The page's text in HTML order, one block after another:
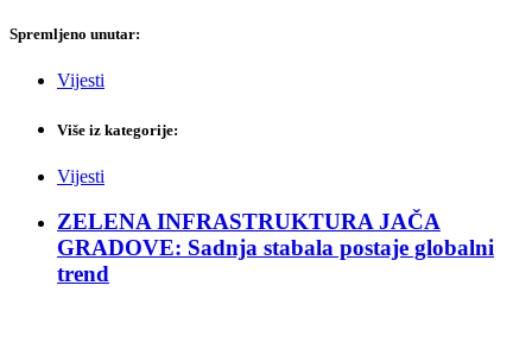
Spremljeno unutar:
Vijesti
Više iz kategorije:
Vijesti
ZELENA INFRASTRUKTURA JAČA
GRADOVE: Sadnja stabala postaje globalni
trend